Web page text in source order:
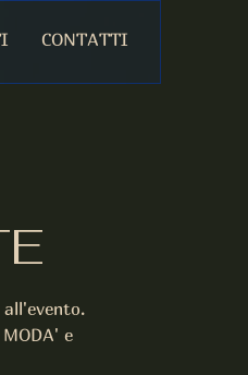
CONTATTI
e